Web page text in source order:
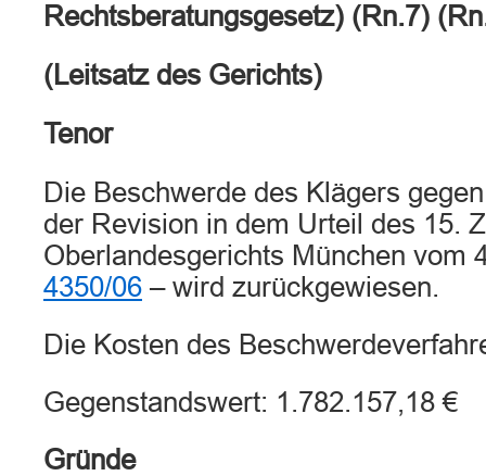
Rechtsberatungsgesetz) (Rn.7)
(Leitsatz des Gerichts)
Tenor
Die Beschwerde des Klägers
der Revision in dem Urteil des 15.
Oberlandesgerichts München vom
4350/06 – wird zurückgewiesen.
Die Kosten des
Gegenstandswert: 1.782.157,18 €
Gründe